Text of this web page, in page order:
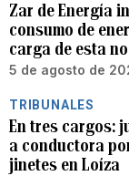
Zar de Energía
consumo de
carga de esta
5 de agosto de
TRIBUNALES
En tres cargos:
a conductora
jinetes en Loíza